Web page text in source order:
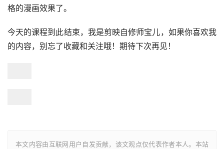
格的漫画效果了。
今天的课程到此结束，我是剪映自修师宝儿，如果你喜欢我
的内容，别忘了收藏和关注哦！期待下次再见！
本文内容由互联网用户自发贡献，该文观点仅代表作者本人。本站